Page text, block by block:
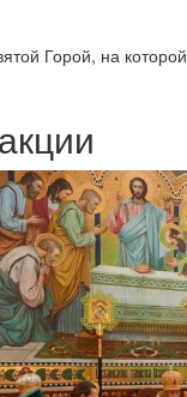
Горой, на которой